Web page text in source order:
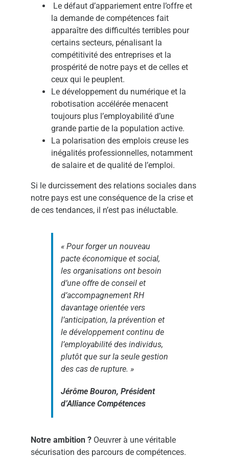
Le défaut d’appariement entre l’offre et
la demande de compétences fait
apparaître des difficultés terribles pour
certains secteurs, pénalisant la
compétitivité des entreprises et la
prospérité de notre pays et de celles et
ceux qui le peuplent.
Le développement du numérique et la
robotisation accélérée menacent
toujours plus l’employabilité d’une
grande partie de la population active.
La polarisation des emplois creuse les
inégalités professionnelles, notamment
de salaire et de qualité de l’emploi.
Si le durcissement des relations sociales dans
notre pays est une conséquence de la crise et
de ces tendances, il n’est pas inéluctable.
« Pour forger un nouveau
pacte économique et social,
les organisations ont besoin
d’une offre de conseil et
d’accompagnement RH
davantage orientée vers
l’anticipation, la prévention et
le développement continu de
l’employabilité des individus,
plutôt que sur la seule gestion
des cas de rupture. »
Jérôme Bouron, Président
d’Alliance Compétences
Notre ambition ?Oeuvrer à une véritable
sécurisation des parcours de compétences.